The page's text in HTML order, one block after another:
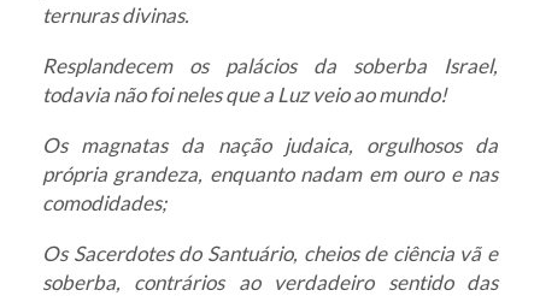
ternuras divinas.
Resplandecem os palácios da soberba Israel,
todavia não foi neles que a Luz veio ao mundo!
Os magnatas da nação judaica, orgulhosos da
própria grandeza, enquanto nadam em ouro e nas
comodidades;
Os Sacerdotes do Santuário, cheios de ciência vã e
soberba, contrários ao verdadeiro sentido das